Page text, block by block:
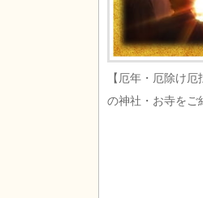
【厄年・厄除け
の神社・お寺をご